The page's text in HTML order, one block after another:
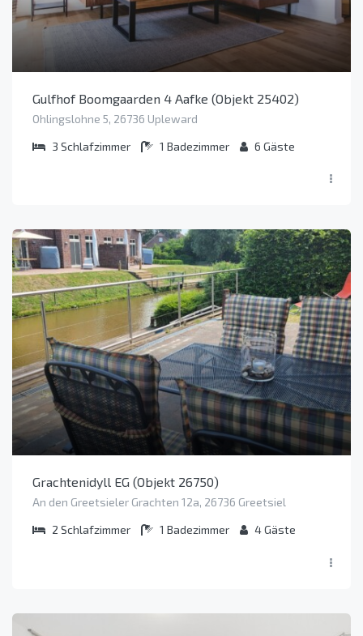
Gulfhof Boomgaarden 4 Aafke (Objekt 25402)
Ohlingslohne 5, 26736 Upleward
3 Schlafzimmer 1 Badezimmer 6 Gäste
Grachtenidyll EG (Objekt 26750)
An den Greetsieler Grachten 12a, 26736 Greetsiel
2 Schlafzimmer 1 Badezimmer 4Gäste